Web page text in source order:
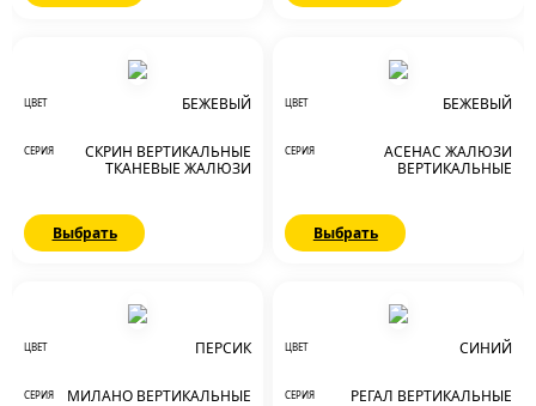
ЦВЕТ БЕЖЕВЫЙ
СЕРИЯ
СКРИН ВЕРТИКАЛЬНЫЕ
ТКАНЕВЫЕ ЖАЛЮЗИ
Выбрать
ЦВЕТ БЕЖЕВЫЙ
СЕРИЯ
АСЕНАС ЖАЛЮЗИ
ВЕРТИКАЛЬНЫЕ
Выбрать
ЦВЕТ ПЕРСИК
СЕРИЯ
МИЛАНО ВЕРТИКАЛЬНЫЕ
ЦВЕТ СИНИЙ
СЕРИЯ
РЕГАЛ ВЕРТИКАЛЬНЫЕ